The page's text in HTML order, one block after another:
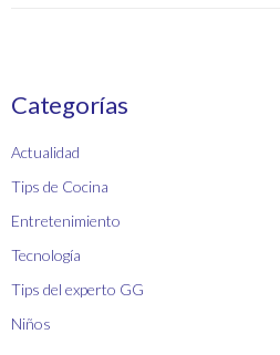
Categorías
Actualidad
Tips de Cocina
Entretenimiento
Tecnología
Tips del experto GG
Niños